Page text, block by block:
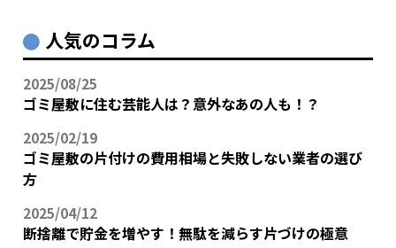
人気のコラム
2025/08/25
ゴミ屋敷に住む芸能人は？意外なあの人も！？
2025/02/19
ゴミ屋敷の片付けの費用相場と失敗しない業者の選び
方
2025/04/12
断捨離で貯金を増やす！無駄を減らす片づけの極意